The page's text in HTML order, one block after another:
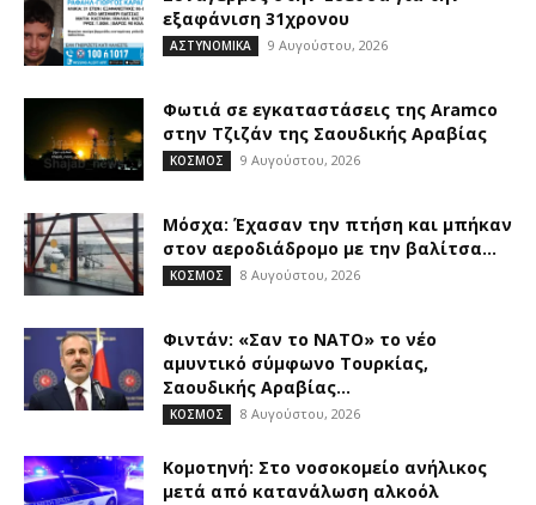
εξαφάνιση 31χρονου
ΑΣΤΥΝΟΜΙΚΑ 9 Αυγούστου, 2026
Φωτιά σε εγκαταστάσεις της Aramco
στην Τζιζάν της Σαουδικής Αραβίας
ΚΟΣΜΟΣ 9 Αυγούστου, 2026
Μόσχα: Έχασαν την πτήση και μπήκαν
στον αεροδιάδρομο με την βαλίτσα...
ΚΟΣΜΟΣ 8 Αυγούστου, 2026
Φιντάν: «Σαν το ΝΑΤΟ» το νέο
αμυντικό σύμφωνο Τουρκίας,
Σαουδικής Αραβίας...
ΚΟΣΜΟΣ 8 Αυγούστου, 2026
Κομοτηνή: Στο νοσοκομείο ανήλικος
μετά από κατανάλωση αλκοόλ